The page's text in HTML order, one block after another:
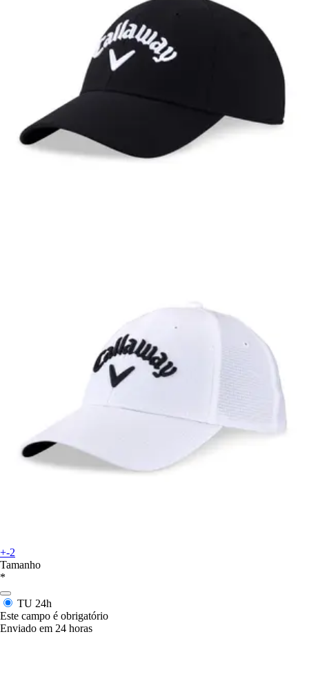
+-2
Tamanho
*
TU 24h
Este campo é obrigatório
Enviado em 24 horas